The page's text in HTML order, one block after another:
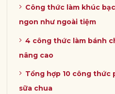
Công thức làm khúc
ngon như ngoài tiệm
4 công thức làm bánh
nâng cao
Tổng hợp 10 công thức
sữa chua